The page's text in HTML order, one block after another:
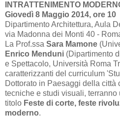
INTRATTENIMENTO
Giovedì 8 Maggio 2014, ore 10
Dipartimento Architettura, Aula
via Madonna dei Monti 40 -
La Prof.ssa Sara Mamone
Enrico Menduni (Dipartimento
e Spettacolo, Università Roma
caratterizzanti del curriculum
Dottorato in Paesaggi della città
tecniche e studi visuali, terranno
titolo Feste di corte, feste
moderno.